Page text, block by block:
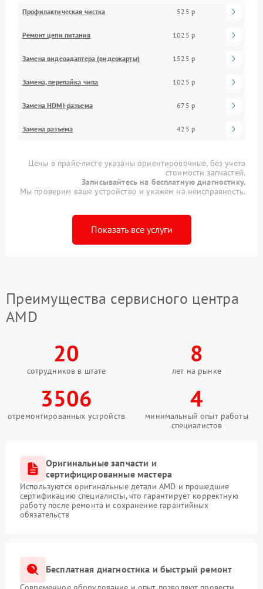
Профилактическая чистка 525 р
Ремонт цепи питания 1025 р
Замена видеоадаптера (видеокарты) 1525 р
Замена, перепайка чипа 1025 р
Замена HDMI-разъема 675 р
Замена разъема 425 р
Цены в прайс-листе указаны ориентировочные, без учета
стоимости запчастей.
Записывайтесь на бесплатную диагностику.
Мы проверим ваше устройство и укажем на неисправность.
Показать все услуги
Преимущества сервисного центра
AMD
20
сотрудников в штате
8
лет на рынке
3506
отремонтированных устройств
4
минимальный опыт работы
специалистов
Оригинальные запчасти и
сертифицированные мастера
Используются оригинальные детали AMD и прошедшие
сертификацию специалисты, что гарантирует корректную
работу после ремонта и сохранение гарантийных
обязательств
Бесплатная диагностика и быстрый ремонт